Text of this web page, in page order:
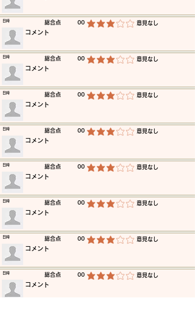
​総合点 00 平均評価 3 /5 ​意見なし
​日時
​コメント
​総合点 00 平均評価 3 /5 ​意見なし
​日時
​コメント
​総合点 00 平均評価 3 /5 ​意見なし
​日時
​コメント
​総合点 00 平均評価 3 /5 ​意見なし
​日時
​コメント
​総合点 00 平均評価 3 /5 ​意見なし
​日時
​コメント
​総合点 00 平均評価 3 /5 ​意見なし
​日時
​コメント
​総合点 00 平均評価 3 /5 ​意見なし
​日時
​コメント
​総合点 00 平均評価 3 /5 ​意見なし
​日時
​コメント